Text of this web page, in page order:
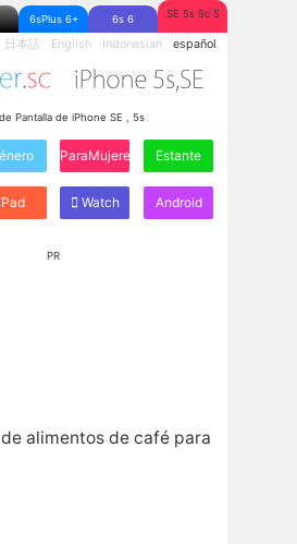
6sPlus 6+ 6s 6 SE 5s 5c 5
日本語 English Indonesian español
Pantalla de iPhone SE , 5s
ParaMujeres Estante
Watch Android
PR
alimentos de café para